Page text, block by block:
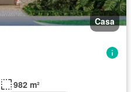
Casa
982 m²